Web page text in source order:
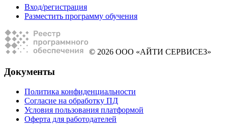
Вход/регистрация
Разместить программу обучения
© 2026 ООО «АЙТИ СЕРВИСЕЗ»
Документы
Политика конфиденциальности
Согласие на обработку ПД
Условия пользования платформой
Оферта для работодателей